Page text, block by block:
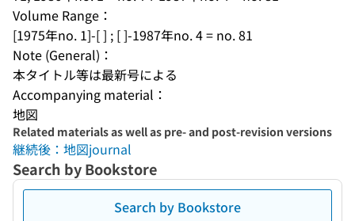
Volume Range：
[1975年no. 1]-[ ] ; [ ]-1987年no. 4 = no. 81
Note (General)：
本タイトル等は最新号による
Accompanying material：
地図
Related materials as well as pre- and post-revision versions
継続後：地図journal
Search by Bookstore
Search by Bookstore